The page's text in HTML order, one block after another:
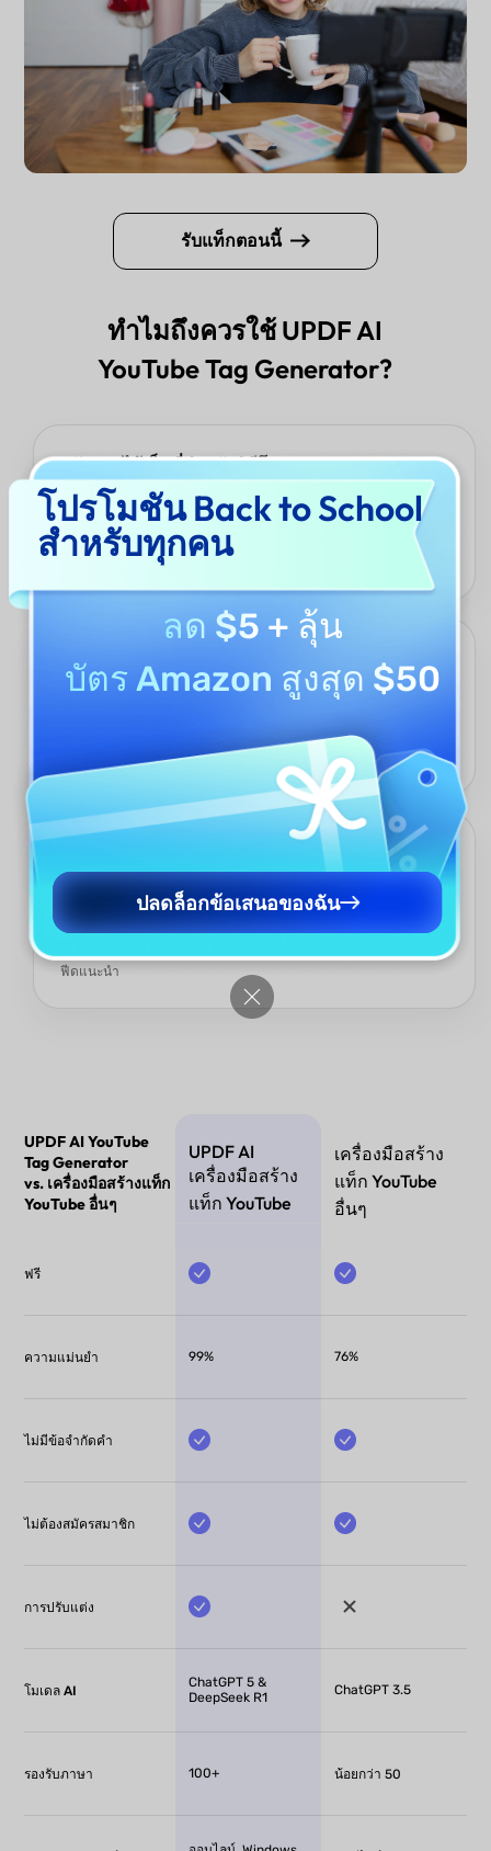
รับแท็กตอนนี้
ทำไมถึงควรใช้ UPDF AI
YouTube Tag Generator?
ปรับแต่งได้เต็มที่สำหรับวิดีโอของคุณ
คุณไม่ถูกจำกัดแค่การใส่ข้อมูลทั่วไป ปรับแต่งเครื่องมือด้วยชื่อวิดีโอ,
คำอธิบาย, สาขาที่เน้น, และแม้กระทั่งภาษา — UPDF AI ปรับตัวให้
เหมาะสมกับบริบทเฉพาะของคุณเพื่อสร้างคำแนะนำแท็กที่ฉลาดและ
ตรงเป้าหมายมากขึ้น
ขับเคลื่อนด้วยโมเดล AI ขั้นสูง
UPDF AI YouTube Tag Generator ใช้ ChatGPT 5 และ DeepSeek
แท็กที่ได้ไม่ใช่แค่คำหลักทั่วไป — แต่เป็นแท็กที่ชาญฉลาด, เกี่ยวข้อง,
และเหมาะสมกับผู้ชมและอัลกอริธึมของ YouTube
การหาคำแท็กที่ถูกต้องอาจทำให้การมองเห็นวิดีโอของคุณลดลง ด้วย
UPDF AI, คุณไม่จำเป็นต้องเดาอีกต่อไปว่าใช้คำหลักไหนจะได้ผล —
แค่ใส่หัวข้อของวิดีโอ และเครื่องมือจะสร้างแท็กที่มีประสิทธิภาพและ
ฟีดแนะนำ
UPDF AI YouTube
Tag Generator
vs. เครื่องมือสร้างแท็ก
YouTube อื่นๆ
UPDF AI
เครื่องมือสร้าง
แท็ก YouTube
เครื่องมือสร้าง
แท็ก YouTube
อื่นๆ
ฟรี
ความแม่นยำ 99% 76%
ไม่มีข้อจำกัดคำ
ไม่ต้องสมัครสมาชิก
การปรับแต่ง
โมเดล AI
ChatGPT 5 &
DeepSeek R1
ChatGPT 3.5
รองรับภาษา 100+ น้อยกว่า 50
โปรโมชัน Back to School
สำหรับทุกคน
ลด $5 + ลุ้น
บัตร Amazon สูงสุด $50
ปลดล็อกข้อเสนอของฉัน